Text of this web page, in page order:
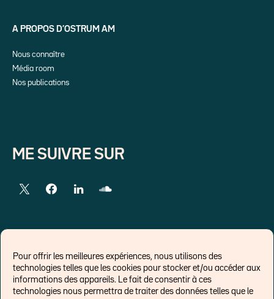
Pour offrir les meilleures expériences, nous utilisons des
technologies telles que les cookies pour stocker et/ou accéder aux
informations des appareils. Le fait de consentir à ces
technologies nous permettra de traiter des données telles que le
A PROPOS D’OSTRUM AM
Nous connaître
Média room
Nos publications
ME SUIVRE SUR
LIENS EXTERNES
Chroniques pour Forbes
Economistes